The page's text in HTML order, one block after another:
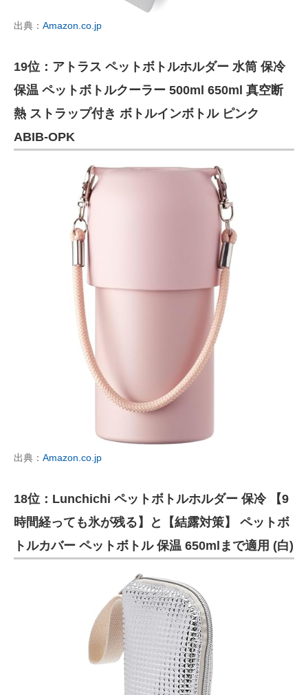
出典： Amazon.co.jp
19位：アトラス ペットボトルホルダー 水筒 保冷
保温 ペットボトルクーラー 500ml 650ml 真空断
熱 ストラップ付き ボトルインボトル ピンク
ABIB-OPK
出典： Amazon.co.jp
18位：Lunchichi ペットボトルホルダー 保冷 【9
時間経っても氷が残る】と【結露対策】 ペットボ
トルカバー ペットボトル 保温 650mlまで適用 (白)